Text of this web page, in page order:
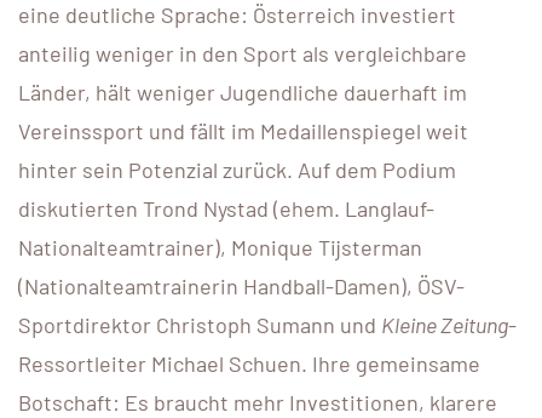
eine deutliche Sprache: Österreich investiert
anteilig weniger in den Sport als vergleichbare
Länder, hält weniger Jugendliche dauerhaft im
Vereinssport und fällt im Medaillenspiegel weit
hinter sein Potenzial zurück. Auf dem Podium
diskutierten Trond Nystad (ehem. Langlauf-
Nationalteamtrainer), Monique Tijsterman
(Nationalteamtrainerin Handball-Damen), ÖSV-
Sportdirektor Christoph Sumann und Kleine Zeitung-
Ressortleiter Michael Schuen. Ihre gemeinsame
Botschaft: Es braucht mehr Investitionen, klarere